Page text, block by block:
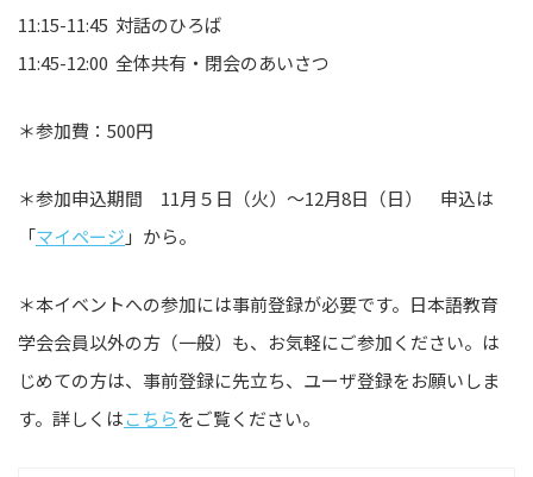
11:15-11:45 対話のひろば
11:45-12:00 全体共有・閉会のあいさつ
＊参加費：500円
＊参加申込期間 11月５日（火）～12月8日（日） 申込は
「マイページ 」から。
＊本イベントへの参加には事前登録が必要です。日本語教育
学会会員以外の方（一般）も、お気軽にご参加ください。は
じめての方は、事前登録に先立ち、ユーザ登録をお願いしま
す。詳しくはこちらをご覧ください。